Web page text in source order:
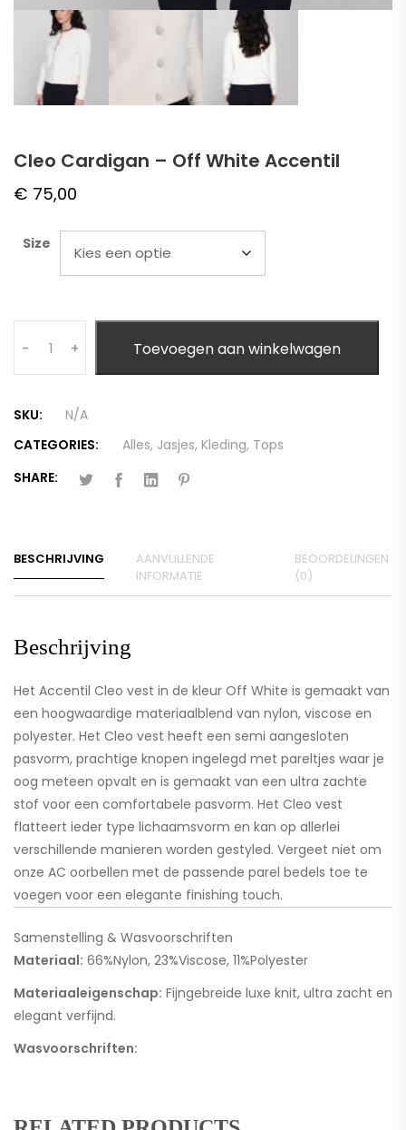
Cleo Cardigan – Off White Accentil
€ 75,00
Size
-
+ Toevoegen aan winkelwagen
SKU:
N/A
CATEGORIES:
Alles, Jasjes, Kleding, Tops
SHARE:
BESCHRIJVING
AANVULLENDE
INFORMATIE
BEOORDELINGEN
(0)
Beschrijving
Het Accentil Cleo vest in de kleur Off White is gemaakt van
een hoogwaardige materiaalblend van nylon, viscose en
polyester. Het Cleo vest heeft een semi aangesloten
pasvorm, prachtige knopen ingelegd met pareltjes waar je
oog meteen opvalt en is gemaakt van een ultra zachte
stof voor een comfortabele pasvorm. Het Cleo vest
flatteert ieder type lichaamsvorm en kan op allerlei
verschillende manieren worden gestyled. Vergeet niet om
onze AC oorbellen met de passende parel bedels toe te
voegen voor een elegante finishing touch.
Samenstelling & Wasvoorschriften
Materiaal: 66%Nylon, 23%Viscose, 11%Polyester
Materiaaleigenschap: Fijngebreide luxe knit, ultra zacht en
elegant verfijnd.
Wasvoorschriften: